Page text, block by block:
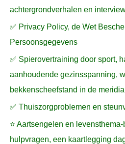
achtergrondverhalen en
✅ Privacy Policy, de Wet
Persoonsgegevens
✅ Spierovertraining door sport,
aanhoudende gezinsspanning,
bekkenscheefstand in de
✅ Thuiszorgproblemen en
⭐ Aartsengelen en
hulpvragen, een kaartlegging